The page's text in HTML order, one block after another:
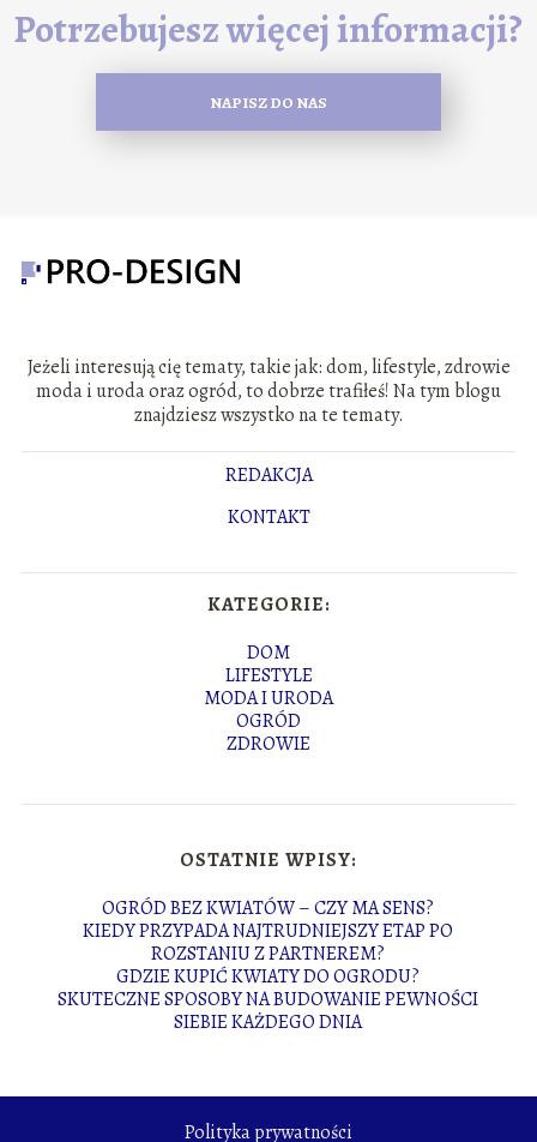
Potrzebujesz więcej informacji?
NAPISZ DO NAS
Jeżeli interesują cię tematy, takie jak: dom, lifestyle, zdrowie
moda i uroda oraz ogród, to dobrze trafiłeś! Na tym blogu
znajdziesz wszystko na te tematy.
REDAKCJA
KONTAKT
KATEGORIE:
DOM
LIFESTYLE
MODA I URODA
OGRÓD
ZDROWIE
OSTATNIE WPISY:
OGRÓD BEZ KWIATÓW – CZY MA SENS?
KIEDY PRZYPADA NAJTRUDNIEJSZY ETAP PO
ROZSTANIU Z PARTNEREM?
GDZIE KUPIĆ KWIATY DO OGRODU?
SKUTECZNE SPOSOBY NA BUDOWANIE PEWNOŚCI
SIEBIE KAŻDEGO DNIA
Polityka prywatności